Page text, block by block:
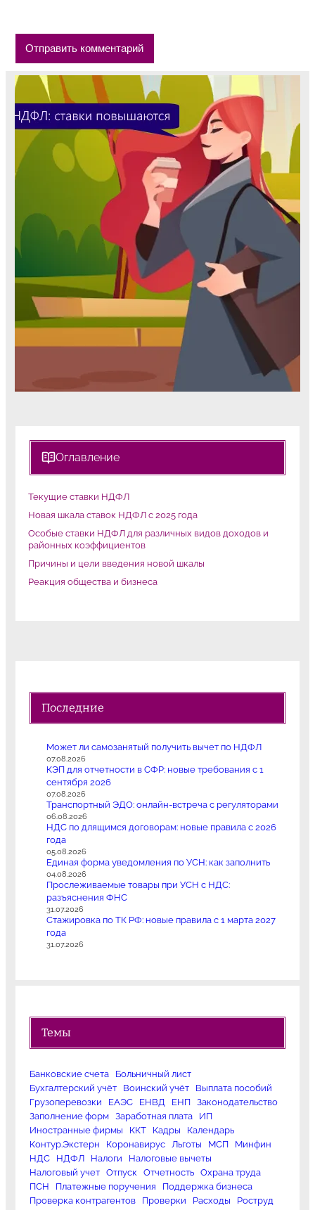
Оглавление
Текущие ставки НДФЛ
Новая шкала ставок НДФЛ с 2025 года
Особые ставки НДФЛ для различных видов доходов и
районных коэффициентов
Причины и цели введения новой шкалы
Реакция общества и бизнеса
Последние
Может ли самозанятый получить вычет по НДФЛ
07.08.2026
КЭП для отчетности в СФР: новые требования с 1
сентября 2026
07.08.2026
Транспортный ЭДО: онлайн-встреча с регуляторами
06.08.2026
НДС по длящимся договорам: новые правила с 2026
года
05.08.2026
Единая форма уведомления по УСН: как заполнить
04.08.2026
Прослеживаемые товары при УСН с НДС:
разъяснения ФНС
31.07.2026
Стажировка по ТК РФ: новые правила с 1 марта 2027
года
31.07.2026
Темы
Банковские счета
Больничный лист
Бухгалтерский учёт
Воинский учёт
Выплата пособий
Грузоперевозки
ЕАЭС ЕНВД ЕНП
Законодательство
Заполнение форм
Заработная плата
ИП
Иностранные фирмы
ККТ Кадры
Календарь
Контур.Экстерн
Коронавирус Льготы МСП
Минфин
НДС
НДФЛ Налоги
Налоговые вычеты
Налоговый учет
Отпуск Отчетность
Охрана труда
ПСН
Платежные поручения
Поддержка бизнеса
Проверка контрагентов
Проверки Расходы
Роструд